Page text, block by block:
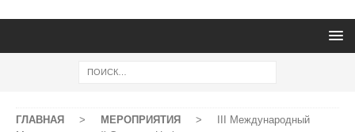
ГЛАВНАЯ > МЕРОПРИЯТИЯ >
III Международный